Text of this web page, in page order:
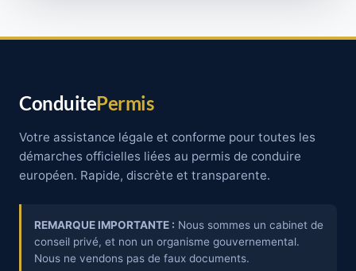
ConduitePermis
Votre assistance légale et conforme pour toutes les
démarches officielles liées au permis de conduire
européen. Rapide, discrète et transparente.
REMARQUE IMPORTANTE : Nous sommes un cabinet de
conseil privé, et non un organisme gouvernemental.
Nous ne vendons pas de faux documents.